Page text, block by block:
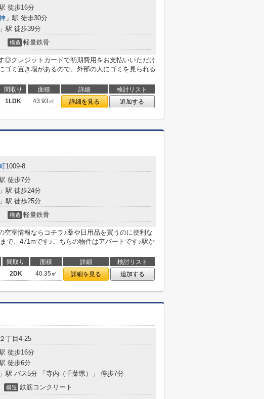
徒歩16分
」駅 徒歩30分
」駅 徒歩39分
構造 軽量鉄骨
◎クレジットカードで初期費用をお支払いいただけ
ミ置き場があるので、外部の人にゴミを見られる
間取り 面積 詳細
検討リスト
1LDK 43.93㎡ 詳細を見る 追加する
1009-8
徒歩7分
」駅 徒歩24分
」駅 徒歩25分
構造 軽量鉄骨
空室情報ならコチラ♪薬や日用品を買うのに便利な
で、471mです♪こちらの物件はアパートです♪駅か
間取り 面積 詳細
検討リスト
2DK 40.35㎡ 詳細を見る 追加する
２丁目4-25
徒歩16分
徒歩6分
」駅 バス5分 「寺内（千葉県）」 停歩7分
構造 鉄筋コンクリート